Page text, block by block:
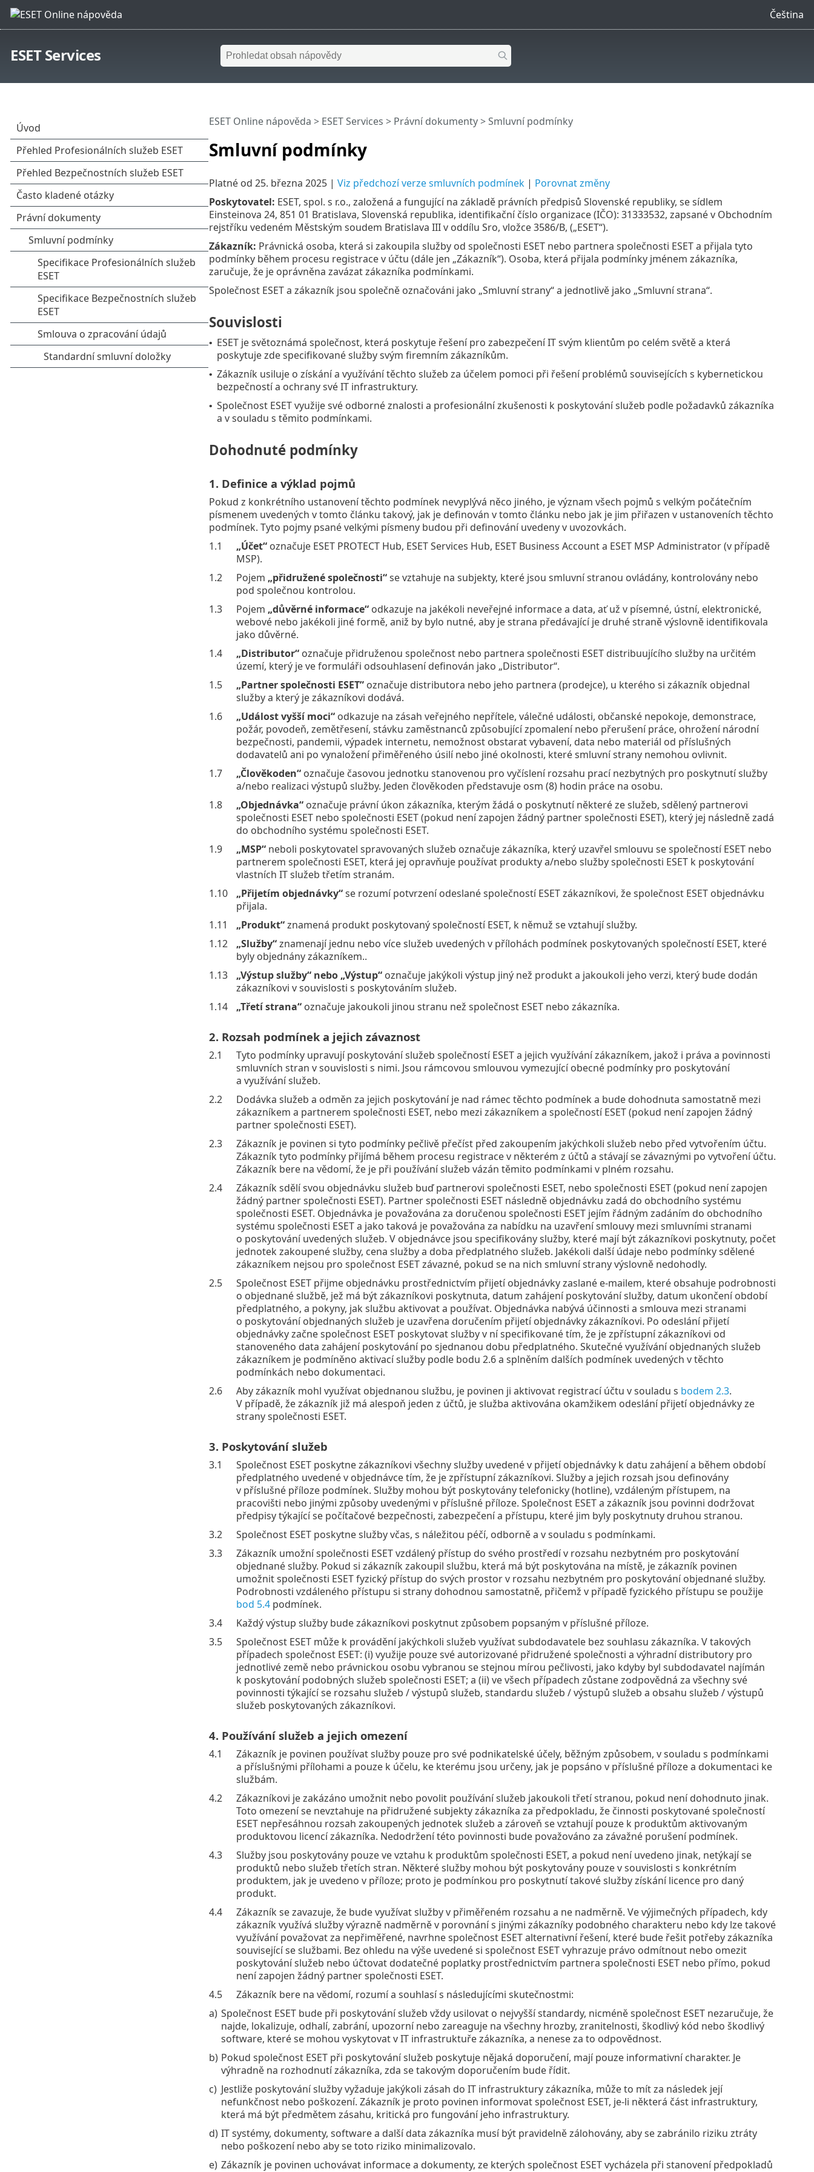
Čeština
ESET Services
Smluvní podmínky
ESET Online nápověda > ESET Services > Právní dokumenty> Smluvní podmínky
Platné od 25. března 2025 | Viz předchozí verze smluvních podmínek| Porovnat změny
Poskytovatel: ESET, spol. s r.o., založená a fungující na základě právních předpisů Slovenské republiky, se sídlem
Einsteinova 24, 851 01 Bratislava, Slovenská republika, identifikační číslo organizace (IČO): 31333532, zapsané v Obchodním
rejstříku vedeném Městským soudem Bratislava III v oddílu Sro, vložce 3586/B, („ESET“).
Zákazník: Právnická osoba, která si zakoupila služby od společnosti ESET nebo partnera společnosti ESET a přijala tyto
podmínky během procesu registrace v účtu (dále jen „Zákazník“). Osoba, která přijala podmínky jménem zákazníka,
zaručuje, že je oprávněna zavázat zákazníka podmínkami.
Společnost ESET a zákazník jsou společně označováni jako „Smluvní strany“ a jednotlivě jako „Smluvní strana“.
Souvislosti
• ESET je světoznámá společnost, která poskytuje řešení pro zabezpečení IT svým klientům po celém světě a která
poskytuje zde specifikované služby svým firemním zákazníkům.
• Zákazník usiluje o získání a využívání těchto služeb za účelem pomoci při řešení problémů souvisejících s kybernetickou
bezpečností a ochrany své IT infrastruktury.
• Společnost ESET využije své odborné znalosti a profesionální zkušenosti k poskytování služeb podle požadavků zákazníka
a v souladu s těmito podmínkami.
Dohodnuté podmínky
1. Definice a výklad pojmů
Pokud z konkrétního ustanovení těchto podmínek nevyplývá něco jiného, je význam všech pojmů s velkým počátečním
písmenem uvedených v tomto článku takový, jak je definován v tomto článku nebo jak je jim přiřazen v ustanoveních těchto
podmínek. Tyto pojmy psané velkými písmeny budou při definování uvedeny v uvozovkách.
1.1
„Účet“označuje ESET PROTECT Hub, ESET Services Hub, ESET Business Account a ESET MSP Administrator (v případě
MSP).
1.2
Pojem „přidružené společnosti“se vztahuje na subjekty, které jsou smluvní stranou ovládány, kontrolovány nebo
pod společnou kontrolou.
1.3
Pojem „důvěrné informace“odkazuje na jakékoli neveřejné informace a data, ať už v písemné, ústní, elektronické,
webové nebo jakékoli jiné formě, aniž by bylo nutné, aby je strana předávající je druhé straně výslovně identifikovala
jako důvěrné.
1.4
„Distributor“označuje přidruženou společnost nebo partnera společnosti ESET distribuujícího služby na určitém
území, který je ve formuláři odsouhlasení definován jako „Distributor“.
1.5
„Partner společnosti ESET” označuje distributora nebo jeho partnera (prodejce), u kterého si zákazník objednal
služby a který je zákazníkovi dodává.
1.6
„Událost vyšší moci“ odkazuje na zásah veřejného nepřítele, válečné události, občanské nepokoje, demonstrace,
požár, povodeň, zemětřesení, stávku zaměstnanců způsobující zpomalení nebo přerušení práce, ohrožení národní
bezpečnosti, pandemii, výpadek internetu, nemožnost obstarat vybavení, data nebo materiál od příslušných
dodavatelů ani po vynaložení přiměřeného úsilí nebo jiné okolnosti, které smluvní strany nemohou ovlivnit.
1.7
„Člověkoden“ označuje časovou jednotku stanovenou pro vyčíslení rozsahu prací nezbytných pro poskytnutí služby
a/nebo realizaci výstupů služby. Jeden člověkoden představuje osm (8) hodin práce na osobu.
1.8
„Objednávka“označuje právní úkon zákazníka, kterým žádá o poskytnutí některé ze služeb, sdělený partnerovi
společnosti ESET nebo společnosti ESET (pokud není zapojen žádný partner společnosti ESET), který jej následně zadá
do obchodního systému společnosti ESET.
1.9
„MSP“neboli poskytovatel spravovaných služeb označuje zákazníka, který uzavřel smlouvu se společností ESET nebo
partnerem společnosti ESET, která jej opravňuje používat produkty a/nebo služby společnosti ESET k poskytování
vlastních IT služeb třetím stranám.
1.10
„Přijetím objednávky“se rozumí potvrzení odeslané společností ESET zákazníkovi, že společnost ESET objednávku
přijala.
1.11
„Produkt“znamená produkt poskytovaný společností ESET, k němuž se vztahují služby.
1.12
„Služby“znamenají jednu nebo více služeb uvedených v přílohách podmínek poskytovaných společností ESET, které
byly objednány zákazníkem..
1.13
„Výstup služby“ nebo „Výstup“označuje jakýkoli výstup jiný než produkt a jakoukoli jeho verzi, který bude dodán
zákazníkovi v souvislosti s poskytováním služeb.
1.14
„Třetí strana“označuje jakoukoli jinou stranu než společnost ESET nebo zákazníka.
2. Rozsah podmínek a jejich závaznost
2.1
Tyto podmínky upravují poskytování služeb společností ESET a jejich využívání zákazníkem, jakož i práva a povinnosti
smluvních stran v souvislosti s nimi. Jsou rámcovou smlouvou vymezující obecné podmínky pro poskytování
a využívání služeb.
2.2
Dodávka služeb a odměn za jejich poskytování je nad rámec těchto podmínek a bude dohodnuta samostatně mezi
zákazníkem a partnerem společnosti ESET, nebo mezi zákazníkem a společností ESET (pokud není zapojen žádný
partner společnosti ESET).
2.3
Zákazník je povinen si tyto podmínky pečlivě přečíst před zakoupením jakýchkoli služeb nebo před vytvořením účtu.
Zákazník tyto podmínky přijímá během procesu registrace v některém z účtů a stávají se závaznými po vytvoření účtu.
Zákazník bere na vědomí, že je při používání služeb vázán těmito podmínkami v plném rozsahu.
2.4
Zákazník sdělí svou objednávku služeb buď partnerovi společnosti ESET, nebo společnosti ESET (pokud není zapojen
žádný partner společnosti ESET). Partner společnosti ESET následně objednávku zadá do obchodního systému
společnosti ESET. Objednávka je považována za doručenou společnosti ESET jejím řádným zadáním do obchodního
systému společnosti ESET a jako taková je považována za nabídku na uzavření smlouvy mezi smluvními stranami
o poskytování uvedených služeb. V objednávce jsou specifikovány služby, které mají být zákazníkovi poskytnuty, počet
jednotek zakoupené služby, cena služby a doba předplatného služeb. Jakékoli další údaje nebo podmínky sdělené
zákazníkem nejsou pro společnost ESET závazné, pokud se na nich smluvní strany výslovně nedohodly.
2.5
Společnost ESET přijme objednávku prostřednictvím přijetí objednávky zaslané e-mailem, které obsahuje podrobnosti
o objednané službě, jež má být zákazníkovi poskytnuta, datum zahájení poskytování služby, datum ukončení období
předplatného, a pokyny, jak službu aktivovat a používat. Objednávka nabývá účinnosti a smlouva mezi stranami
o poskytování objednaných služeb je uzavřena doručením přijetí objednávky zákazníkovi. Po odeslání přijetí
objednávky začne společnost ESET poskytovat služby v ní specifikované tím, že je zpřístupní zákazníkovi od
stanoveného data zahájení poskytování po sjednanou dobu předplatného. Skutečné využívání objednaných služeb
zákazníkem je podmíněno aktivací služby podle bodu 2.6 a splněním dalších podmínek uvedených v těchto
podmínkách nebo dokumentaci.
2.6
Aby zákazník mohl využívat objednanou službu, je povinen ji aktivovat registrací účtu v souladu s bodem 2.3.
V případě, že zákazník již má alespoň jeden z účtů, je služba aktivována okamžikem odeslání přijetí objednávky ze
strany společnosti ESET.
3. Poskytování služeb
3.1
Společnost ESET poskytne zákazníkovi všechny služby uvedené v přijetí objednávky k datu zahájení a během období
předplatného uvedené v objednávce tím, že je zpřístupní zákazníkovi. Služby a jejich rozsah jsou definovány
v příslušné příloze podmínek. Služby mohou být poskytovány telefonicky (hotline), vzdáleným přístupem, na
pracovišti nebo jinými způsoby uvedenými v příslušné příloze. Společnost ESET a zákazník jsou povinni dodržovat
předpisy týkající se počítačové bezpečnosti, zabezpečení a přístupu, které jim byly poskytnuty druhou stranou.
3.2
Společnost ESET poskytne služby včas, s náležitou péčí, odborně a v souladu s podmínkami.
3.3
Zákazník umožní společnosti ESET vzdálený přístup do svého prostředí v rozsahu nezbytném pro poskytování
objednané služby. Pokud si zákazník zakoupil službu, která má být poskytována na místě, je zákazník povinen
umožnit společnosti ESET fyzický přístup do svých prostor v rozsahu nezbytném pro poskytování objednané služby.
Podrobnosti vzdáleného přístupu si strany dohodnou samostatně, přičemž v případě fyzického přístupu se použije
bod 5.4podmínek.
3.4
Každý výstup služby bude zákazníkovi poskytnut způsobem popsaným v příslušné příloze.
3.5
Společnost ESET může k provádění jakýchkoli služeb využívat subdodavatele bez souhlasu zákazníka. V takových
případech společnost ESET: (i) využije pouze své autorizované přidružené společnosti a výhradní distributory pro
jednotlivé země nebo právnickou osobu vybranou se stejnou mírou pečlivosti, jako kdyby byl subdodavatel najímán
k poskytování podobných služeb společnosti ESET; a (ii) ve všech případech zůstane zodpovědná za všechny své
povinnosti týkající se rozsahu služeb / výstupů služeb, standardu služeb / výstupů služeb a obsahu služeb / výstupů
služeb poskytovaných zákazníkovi.
4. Používání služeb a jejich omezení
4.1
Zákazník je povinen používat služby pouze pro své podnikatelské účely, běžným způsobem, v souladu s podmínkami
a příslušnými přílohami a pouze k účelu, ke kterému jsou určeny, jak je popsáno v příslušné příloze a dokumentaci ke
službám.
4.2
Zákazníkovi je zakázáno umožnit nebo povolit používání služeb jakoukoli třetí stranou, pokud není dohodnuto jinak.
Toto omezení se nevztahuje na přidružené subjekty zákazníka za předpokladu, že činnosti poskytované společností
ESET nepřesáhnou rozsah zakoupených jednotek služeb a zároveň se vztahují pouze k produktům aktivovaným
produktovou licencí zákazníka. Nedodržení této povinnosti bude považováno za závažné porušení podmínek.
4.3
Služby jsou poskytovány pouze ve vztahu k produktům společnosti ESET, a pokud není uvedeno jinak, netýkají se
produktů nebo služeb třetích stran. Některé služby mohou být poskytovány pouze v souvislosti s konkrétním
produktem, jak je uvedeno v příloze; proto je podmínkou pro poskytnutí takové služby získání licence pro daný
produkt.
4.4
Zákazník se zavazuje, že bude využívat služby v přiměřeném rozsahu a ne nadměrně. Ve výjimečných případech, kdy
zákazník využívá služby výrazně nadměrně v porovnání s jinými zákazníky podobného charakteru nebo kdy lze takové
využívání považovat za nepřiměřené, navrhne společnost ESET alternativní řešení, které bude řešit potřeby zákazníka
související se službami. Bez ohledu na výše uvedené si společnost ESET vyhrazuje právo odmítnout nebo omezit
poskytování služeb nebo účtovat dodatečné poplatky prostřednictvím partnera společnosti ESET nebo přímo, pokud
není zapojen žádný partner společnosti ESET.
4.5
Zákazník bere na vědomí, rozumí a souhlasí s následujícími skutečnostmi:
a) Společnost ESET bude při poskytování služeb vždy usilovat o nejvyšší standardy, nicméně společnost ESET nezaručuje, že
najde, lokalizuje, odhalí, zabrání, upozorní nebo zareaguje na všechny hrozby, zranitelnosti, škodlivý kód nebo škodlivý
software, které se mohou vyskytovat v IT infrastruktuře zákazníka, a nenese za to odpovědnost.
b) Pokud společnost ESET při poskytování služeb poskytuje nějaká doporučení, mají pouze informativní charakter. Je
výhradně na rozhodnutí zákazníka, zda se takovým doporučením bude řídit.
c) Jestliže poskytování služby vyžaduje jakýkoli zásah do IT infrastruktury zákazníka, může to mít za následek její
nefunkčnost nebo poškození. Zákazník je proto povinen informovat společnost ESET, je-li některá část infrastruktury,
která má být předmětem zásahu, kritická pro fungování jeho infrastruktury.
d) IT systémy, dokumenty, software a další data zákazníka musí být pravidelně zálohovány, aby se zabránilo riziku ztráty
nebo poškození nebo aby se toto riziko minimalizovalo.
e) Zákazník je povinen uchovávat informace a dokumenty, ze kterých společnost ESET vycházela při stanovení předpokladů